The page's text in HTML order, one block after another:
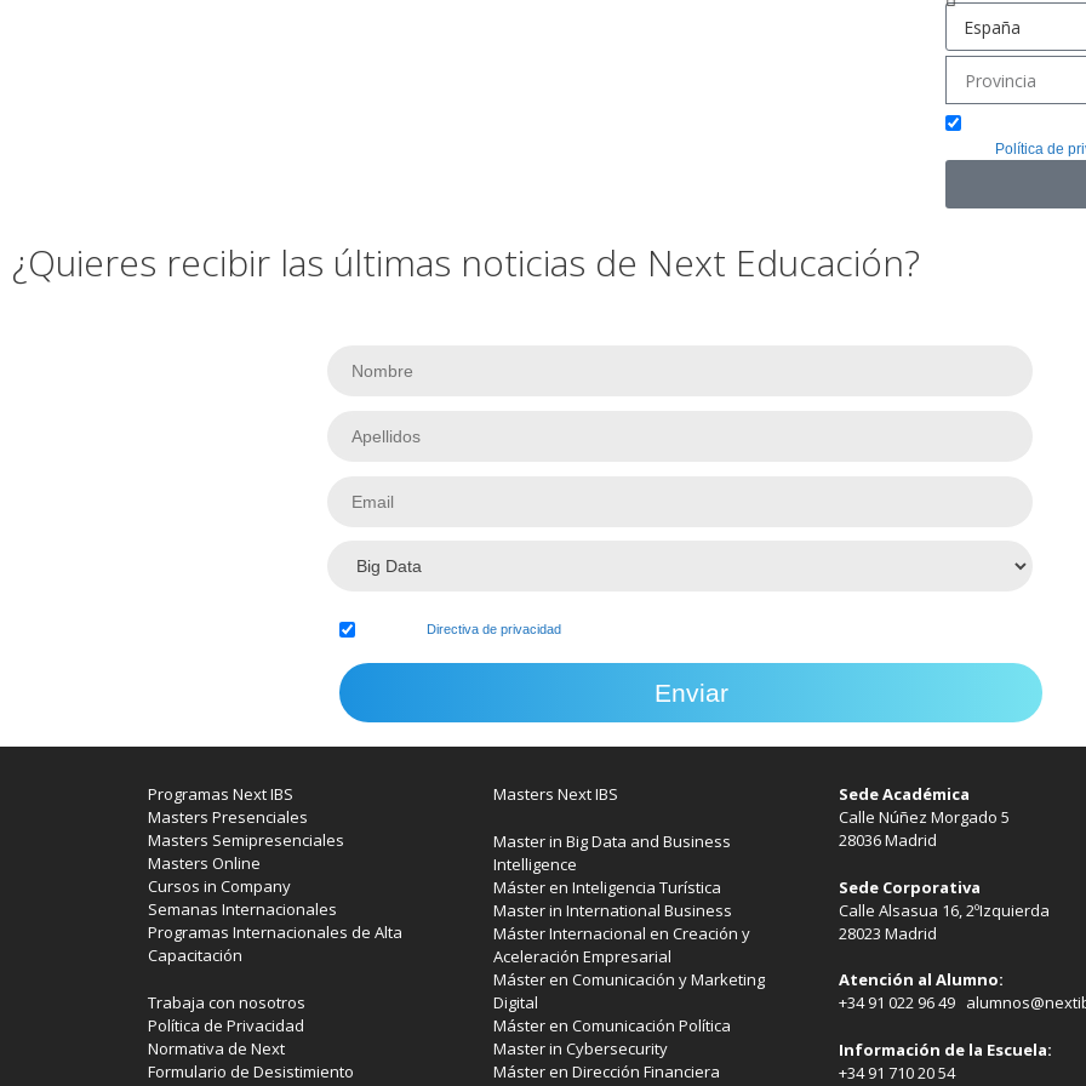
Política de
¿Quieres recibir las últimas noticias de Next Educación?
Directiva de privacidad
Programas Next IBS
Masters Presenciales
Masters Semipresenciales
Masters Online
Cursos in Company
Semanas Internacionales
Programas Internacionales de Alta
Capacitación
Trabaja con nosotros
Política de Privacidad
Normativa de Next
Formulario de Desistimiento
Masters Next IBS
Master in Big Data and Business
Intelligence
Máster en Inteligencia Turística
Master in International Business
Máster Internacional en Creación y
Aceleración Empresarial
Máster en Comunicación y Marketing
Digital
Máster en Comunicación Política
Master in Cybersecurity
Máster en Dirección Financiera
Sede Académica
Calle Núñez Morgado 5
28036 Madrid
Sede Corporativa
Calle Alsasua 16, 2ºIzquierda
28023 Madrid
Atención al Alumno:
+34 91 022 96 49
Información de la Escuela:
+34 91 710 20 54